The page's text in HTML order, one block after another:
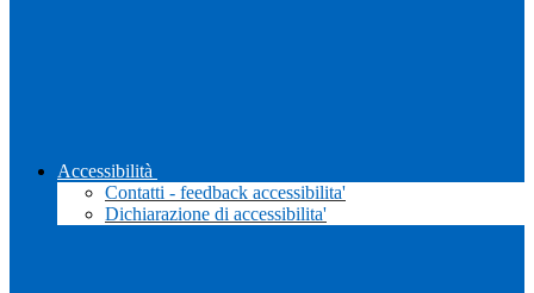
Accessibilità
Contatti - feedback accessibilita'
Dichiarazione di accessibilita'